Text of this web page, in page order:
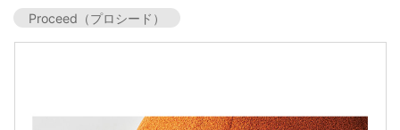
Proceed（プロシード）